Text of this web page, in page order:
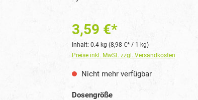
3,59 €*
Inhalt: 0.4 kg (8,98 €* / 1 kg)
Preise inkl. MwSt. zzgl. Versandkosten
Nicht mehr verfügbar
Dosengrößeauswählen